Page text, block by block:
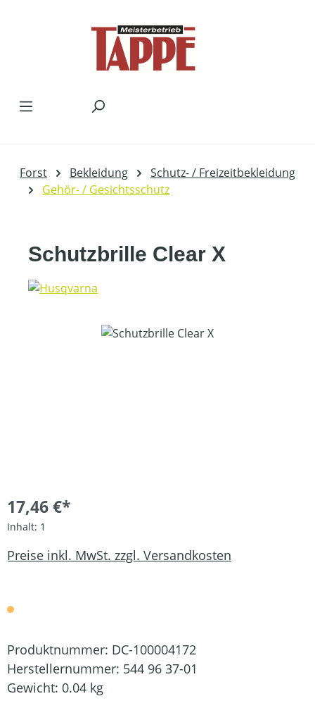
Forst Bekleidung
Schutz- / Freizeitbekleidung
Gehör- / Gesichtsschutz
Schutzbrille Clear X
Bildergalerie überspringen
17,46 €*
Inhalt: 1
Preise inkl. MwSt. zzgl. Versandkosten
Produktnummer: DC-100004172
Herstellernummer: 544 96 37-01
Gewicht: 0.04 kg